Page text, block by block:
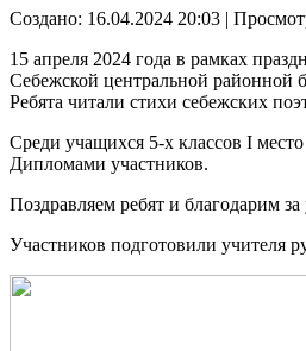
Создано: 16.04.2024 20:03 |
15 апреля 2024 года в рамках
Себежской центральной районной
Ребята читали стихи себежских
Среди учащихся 5-х классов I
Дипломами участников.
Поздравляем ребят и благодарим
Участников подготовили учителя